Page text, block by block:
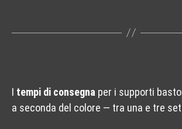
I tempi di consegna per i supporti
a seconda del colore — tra una e tre